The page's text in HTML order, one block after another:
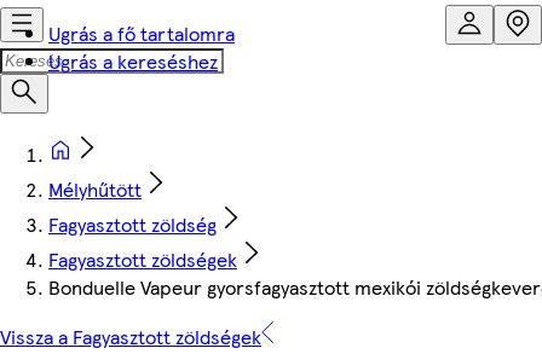
Ugrás a fő tartalomra
Ugrás a kereséshez
Mélyhűtött
Fagyasztott zöldség
Fagyasztott zöldségek
Bonduelle Vapeur gyorsfagyasztott mexikói
Vissza a Fagyasztott zöldségek